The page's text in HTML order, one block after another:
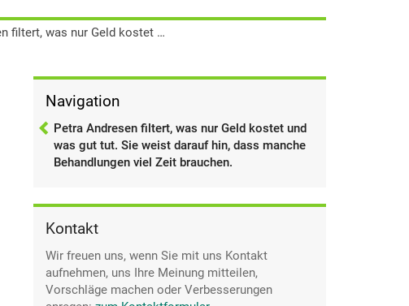
Petra Andresen filtert, was nur Geld kostet und was gut tut. Sie weist darauf hin, dass manche Behandlungen viel Zeit brauchen.
Navigation
Petra Andresen filtert, was nur Geld kostet und
was gut tut. Sie weist darauf hin, dass manche
Behandlungen viel Zeit brauchen.
Kontakt
Wir freuen uns, wenn Sie mit uns Kontakt
aufnehmen, uns Ihre Meinung mitteilen,
Vorschläge machen oder Verbesserungen